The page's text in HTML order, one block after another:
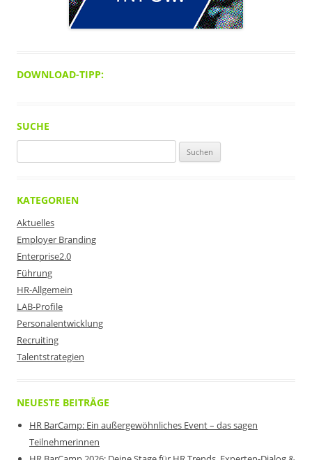
DOWNLOAD-TIPP:
SUCHE
nach:
KATEGORIEN
Aktuelles
Employer Branding
Enterprise2.0
Führung
HR-Allgemein
LAB-Profile
Personalentwicklung
Recruiting
Talentstrategien
NEUESTE BEITRÄGE
HR BarCamp: Ein außergewöhnliches Event – das sagen
Teilnehmerinnen